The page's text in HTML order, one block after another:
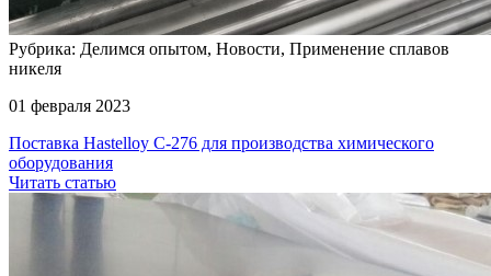
Рубрика: Делимся опытом, Новости, Применение сплавов
никеля
01 февраля 2023
Поставка Hastelloy C-276 для производства химического
оборудования
Читать статью